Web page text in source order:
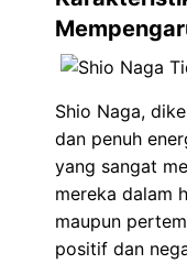
Shio Naga,
dan penuh
yang sangat
mereka dalam
maupun
positif dan